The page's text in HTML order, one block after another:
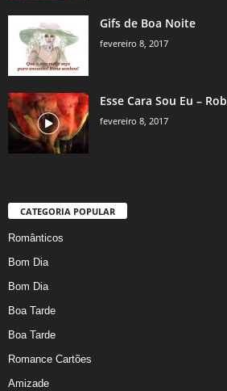
Gifs de Boa Noite
fevereiro 8, 2017
Esse Cara Sou Eu –
fevereiro 8, 2017
CATEGORIA POPULAR
Românticos
Bom Dia
Bom Dia
Boa Tarde
Boa Tarde
Romance Cartões
Amizade